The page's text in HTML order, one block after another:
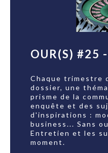
OUR(S) #25
Chaque trimestre
dossier, une
prisme de la
enquête et des
d'inspirations :
business... Sans
Entretien et les
moment.